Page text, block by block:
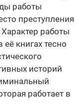
работы
преступления
работы
книгах тесно
историй
работает в